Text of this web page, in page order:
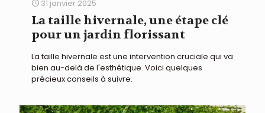
31 janvier 2025
La taille hivernale, une étape clé
pour un jardin florissant
La taille hivernale est une intervention cruciale qui va
bien au-delà de l'esthétique. Voici quelques
précieux conseils à suivre.